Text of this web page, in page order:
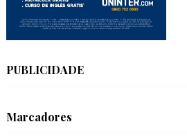
PUBLICIDADE
Marcadores